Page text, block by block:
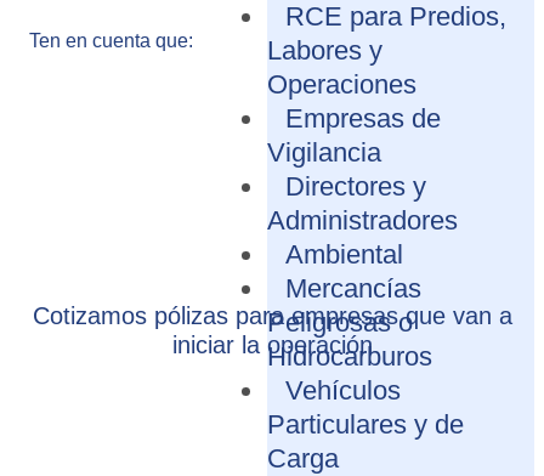
RCE para Predios,
Labores y
Operaciones
Empresas de
Vigilancia
Directores y
Administradores
Ambiental
Mercancías
Peligrosas o
Hidrocarburos
Vehículos
Particulares y de
Carga
Ten en cuenta que:
Cotizamos pólizas para empresas que van a
iniciar la operación